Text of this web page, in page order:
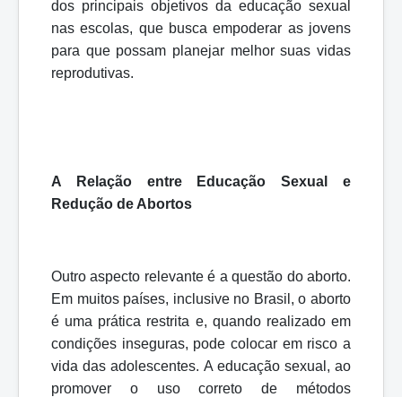
dos principais objetivos da educação sexual
nas escolas, que busca empoderar as jovens
para que possam planejar melhor suas vidas
reprodutivas.
A Relação entre Educação Sexual e
Redução de Abortos
Outro aspecto relevante é a questão do aborto.
Em muitos países, inclusive no Brasil, o aborto
é uma prática restrita e, quando realizado em
condições inseguras, pode colocar em risco a
vida das adolescentes. A educação sexual, ao
promover o uso correto de métodos